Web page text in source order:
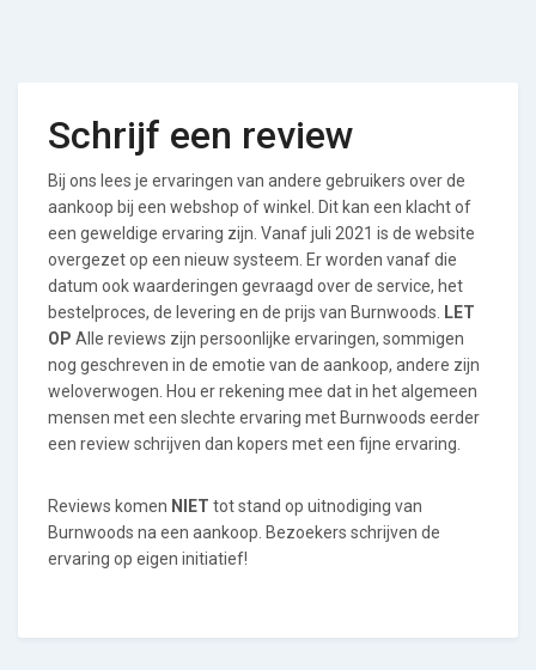
Schrijf een review
Bij ons lees je ervaringen van andere gebruikers over de
aankoop bij een webshop of winkel. Dit kan een klacht of
een geweldige ervaring zijn. Vanaf juli 2021 is de website
overgezet op een nieuw systeem. Er worden vanaf die
datum ook waarderingen gevraagd over de service, het
bestelproces, de levering en de prijs van Burnwoods.
LET
OP Alle reviews zijn persoonlijke ervaringen, sommigen
nog geschreven in de emotie van de aankoop, andere zijn
weloverwogen. Hou er rekening mee dat in het algemeen
mensen met een slechte ervaring met Burnwoods eerder
een review schrijven dan kopers met een fijne ervaring.
Reviews komen NIET tot stand op uitnodiging van
Burnwoods na een aankoop. Bezoekers schrijven de
ervaring op eigen initiatief!